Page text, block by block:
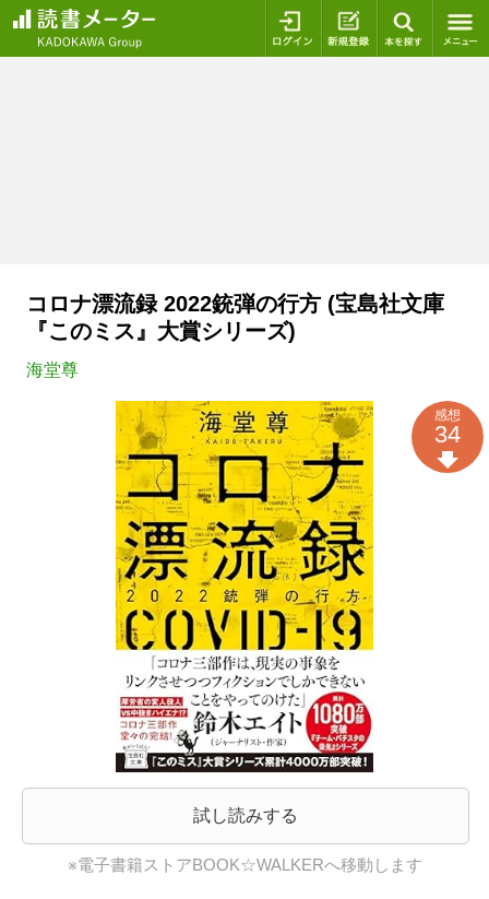
ログイン 新規登録
コロナ漂流録 2022銃弾の行方 (宝島社文庫
『このミス』大賞シリーズ)
海堂尊
試し読みする
※電子書籍ストアBOOK☆WALKERへ移動します
感想
34